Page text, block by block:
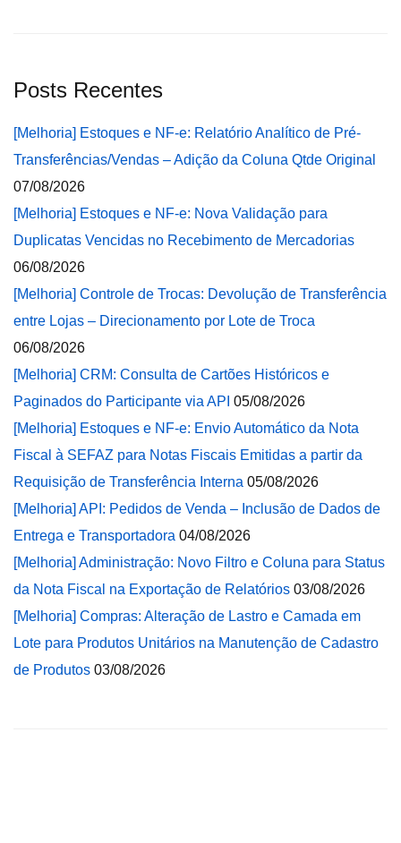
Posts Recentes
[Melhoria] Estoques e NF-e: Relatório Analítico de Pré-
Transferências/Vendas – Adição da Coluna Qtde Original
07/08/2026
[Melhoria] Estoques e NF-e: Nova Validação para
Duplicatas Vencidas no Recebimento de Mercadorias
06/08/2026
[Melhoria] Controle de Trocas: Devolução de Transferência
entre Lojas – Direcionamento por Lote de Troca
06/08/2026
[Melhoria] CRM: Consulta de Cartões Históricos e
Paginados do Participante via API 05/08/2026
[Melhoria] Estoques e NF-e: Envio Automático da Nota
Fiscal à SEFAZ para Notas Fiscais Emitidas a partir da
Requisição de Transferência Interna 05/08/2026
[Melhoria] API: Pedidos de Venda – Inclusão de Dados de
Entrega e Transportadora 04/08/2026
[Melhoria] Administração: Novo Filtro e Coluna para Status
da Nota Fiscal na Exportação de Relatórios 03/08/2026
[Melhoria] Compras: Alteração de Lastro e Camada em
Lote para Produtos Unitários na Manutenção de Cadastro
de Produtos 03/08/2026